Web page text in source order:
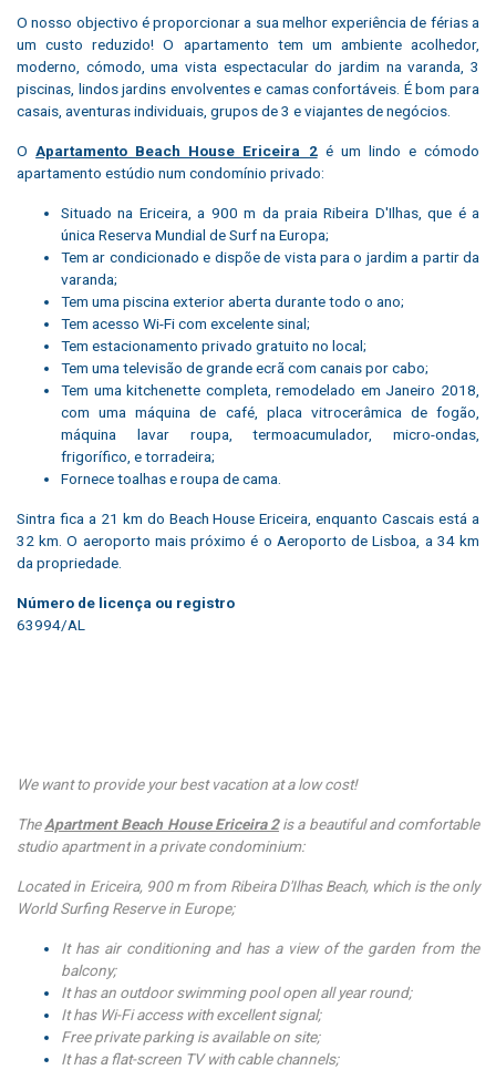
O nosso objectivo é proporcionar a sua melhor experiência de férias a
um custo reduzido! O apartamento tem um ambiente acolhedor,
moderno, cómodo, uma vista espectacular do jardim na varanda, 3
piscinas, lindos jardins envolventes e camas confortáveis. É bom para
casais, aventuras individuais, grupos de 3 e viajantes de negócios.
OApartamento Beach House Ericeira 2é um lindo e cómodo
apartamento estúdio num condomínio privado:
Situado na Ericeira, a 900 m da praia Ribeira D'Ilhas, que é a
única Reserva Mundial de Surf na Europa;
Tem ar condicionado e dispõe de vista para o jardim a partir da
varanda;
Tem uma piscina exterior aberta durante todo o ano;
Tem acesso Wi-Fi com excelente sinal;
Tem estacionamento privado gratuito no local;
Tem uma televisão de grande ecrã com canais por cabo;
Tem uma kitchenette completa, remodelado em Janeiro 2018,
com uma máquina de café, placa vitrocerâmica de fogão,
máquina lavar roupa, termoacumulador, micro-ondas,
frigorífico, e torradeira;
Fornece toalhas e roupa de cama.
Sintra fica a 21 km do Beach House Ericeira, enquanto Cascais está a
32 km. O aeroporto mais próximo é o Aeroporto de Lisboa, a 34 km
da propriedade.
Número de licença ou registro
63994/AL
We want to provide your best vacation at a low cost!
TheApartment Beach House Ericeira 2is a beautiful and comfortable
studio apartment in a private condominium:
Located in Ericeira, 900 m from Ribeira D'Ilhas Beach, which is the only
World Surfing Reserve in Europe;
It has air conditioning and has a view of the garden from the
balcony;
It has an outdoor swimming pool open all year round;
It has Wi-Fi access with excellent signal;
Free private parking is available on site;
It has a flat-screen TV with cable channels;